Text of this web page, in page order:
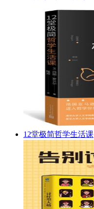
12堂极简哲学生活课